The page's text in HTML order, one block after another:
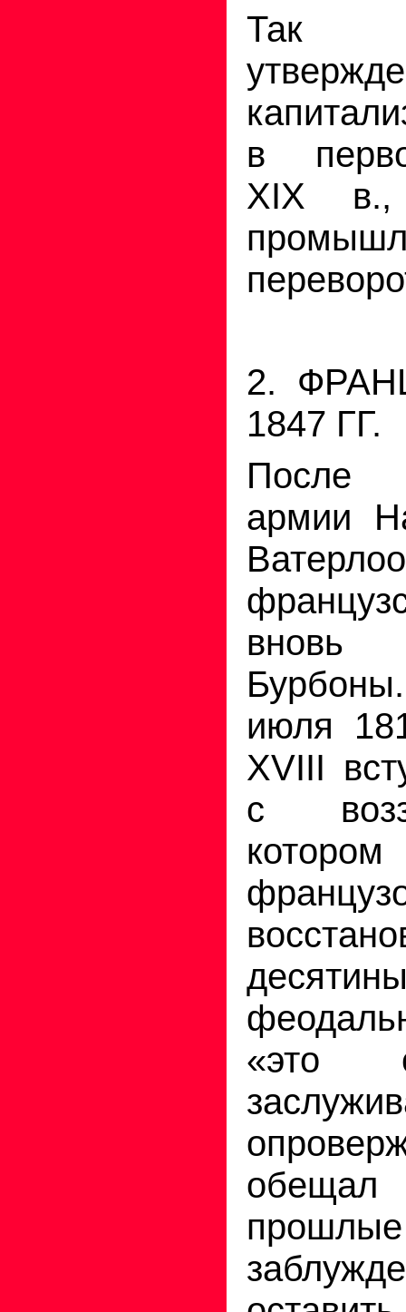
Так
в
XIX в.,
2.
1847 ГГ.
После
армии
вновь
июля
XVIII
с
«это
прошлые